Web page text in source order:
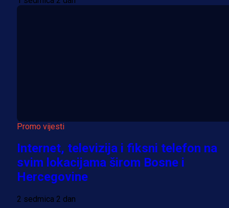
Promo vijesti
Internet, televizija i fiksni telefon na
svim lokacijama širom Bosne i
Hercegovine
2 sedmica 2 dan